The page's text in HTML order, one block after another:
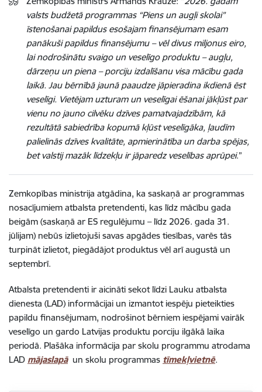
valsts budžetā programmas “Piens un augļi skolai”
īstenošanai papildus esošajam finansējumam esam
panākuši papildus finansējumu – vēl divus miljonus eiro,
lai nodrošinātu svaigo un veselīgo produktu – augļu,
dārzeņu un piena – porciju izdalīšanu visa mācību gada
laikā. Jau bērnībā jaunā paaudze jāpieradina ikdienā ēst
veselīgi. Vietējam uzturam un veselīgai ēšanai jākļūst par
vienu no jauno cilvēku dzīves pamatvajadzībām, kā
rezultātā sabiedrība kopumā kļūst veselīgāka, ļaudīm
palielinās dzīves kvalitāte, apmierinātība un darba spējas,
bet valstij mazāk līdzekļu ir jāparedz veselības aprūpei.”
Zemkopības ministrija atgādina, ka saskaņā ar programmas
nosacījumiem atbalsta pretendenti, kas līdz mācību gada
beigām (saskaņā ar ES regulējumu – līdz 2026. gada 31.
jūlijam) nebūs izlietojuši savas apgādes tiesības, varēs tās
turpināt izlietot, piegādājot produktus vēl arī augustā un
septembrī.
Atbalsta pretendenti ir aicināti sekot līdzi Lauku atbalsta
dienesta (LAD) informācijai un izmantot iespēju pieteikties
papildu finansējumam, nodrošinot bērniem iespējami vairāk
veselīgo un gardo Latvijas produktu porciju ilgākā laika
periodā. Plašāka informācija par skolu programmu atrodama
LAD mājaslapāun skolu programmas tīmekļvietnē.